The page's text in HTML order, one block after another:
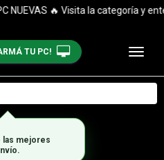
🔥 Visita la categoría y
TU PC!
las mejores